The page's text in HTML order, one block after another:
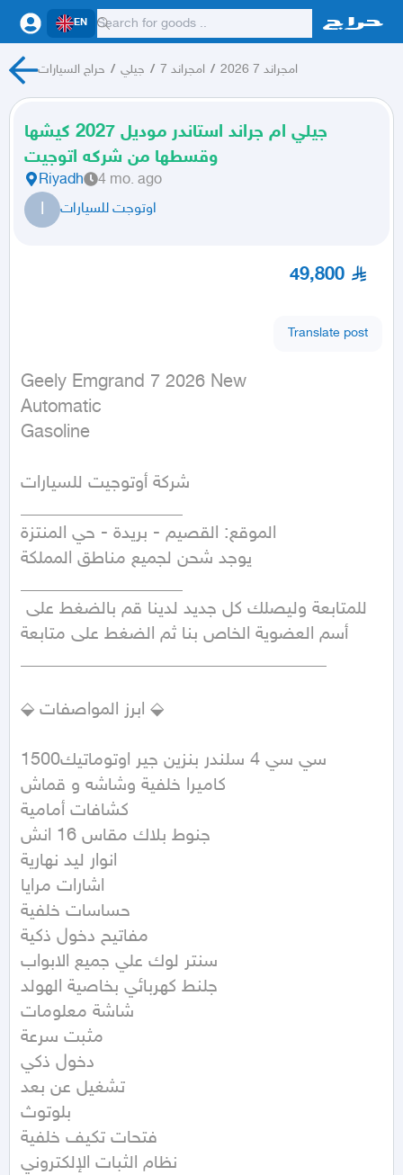
EN
حراج السيارات / جيلي / امجراند 7 / امجراند 7 2026
جيلي ام جراند استاندر موديل 2027 كيشها
وقسطها من شركه اتوجيت
Riyadh 4 mo. ago
ا اوتوجت للسيارات
49,800
Translate post
Geely Emgrand 7 2026 New
Automatic
Gasoline
شركة أوتوجيت للسيارات
الموقع: القصيم - بريدة - حي المنتزة
يوجد شحن لجميع مناطق المملكة
أسم العضوية الخاص بنا ثم الضغط على متابعة
⬙ ابرز المواصفات ⬙
1500سي سي 4 سلندر بنزين جير اوتوماتيك
كاميرا خلفية وشاشه و قماش
كشافات أمامية
جنوط بلاك مقاس 16 انش
انوار ليد نهارية
اشارات مرايا
حساسات خلفية
مفاتيح دخول ذكية
سنتر لوك علي جميع الابواب
جلنط كهربائي بخاصية الهولد
شاشة معلومات
مثبت سرعة
دخول ذكي
تشغيل عن بعد
بلوتوث
فتحات تكيف خلفية
نظام الثبات الإلكتروني